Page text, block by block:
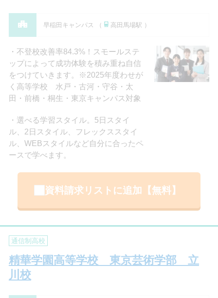
早稲田キャンパス （ 高田馬場駅 ）
不登校改善率84.3%！スモールステ
ップによって成功体験を積み重ね自信
をつけていきます。※2025年度わせが
く高等学校 水戸・古河・守谷・太
田・前橋・桐生・東京キャンパス対象
選べる学習スタイル。5日スタイ
ル、2日スタイル、フレックススタイ
ル、WEBスタイルなど自分に合ったペ
ースで学べます。
資料請求リストに追加【無料】
通信制高校
精華学園高等学校 東京芸術学部 立
川校